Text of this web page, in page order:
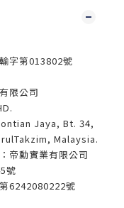
字第013802號
限公司
Jaya, Bt. 34,
Malaysia.
帝勳實業有限公司
號
6242080222號